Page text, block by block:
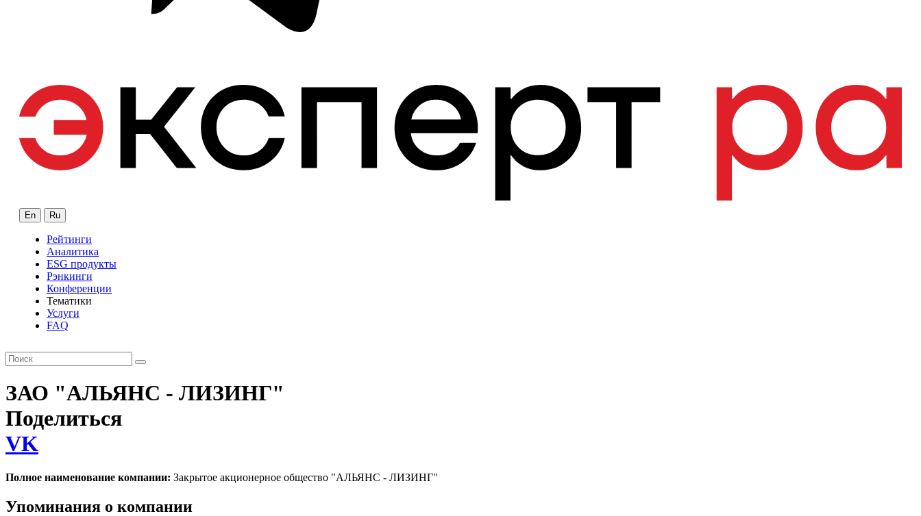
En Ru
Рейтинги
Аналитика
ESG продукты
Рэнкинги
Конференции
Тематики
Услуги
FAQ
ЗАО "АЛЬЯНС - ЛИЗИНГ"
Поделиться
VK
Полное наименование компании: Закрытое акционерное общество "АЛЬЯНС - ЛИЗИНГ"
Упоминания о компании